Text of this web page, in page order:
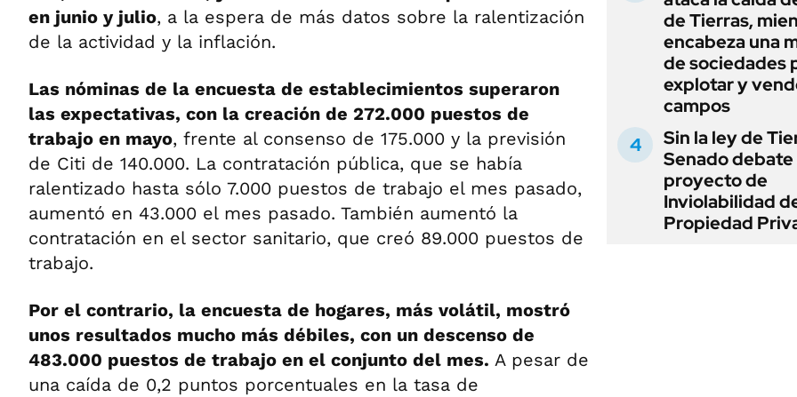
en junio y julio, a la espera de más datos sobre la ralentización
de la actividad y la inflación.
Las nóminas de la encuesta de establecimientos superaron
las expectativas, con la creación de 272.000 puestos de
trabajo en mayo, frente al consenso de 175.000 y la previsión
de Citi de 140.000. La contratación pública, que se había
ralentizado hasta sólo 7.000 puestos de trabajo el mes pasado,
aumentó en 43.000 el mes pasado. También aumentó la
contratación en el sector sanitario, que creó 89.000 puestos de
trabajo.
Por el contrario, la encuesta de hogares, más volátil, mostró
unos resultados mucho más débiles, con un descenso de
483.000 puestos de trabajo en el conjunto del mes. A pesar de
una caída de 0,2 puntos porcentuales en la tasa de
de Tierras,
encabeza una
de sociedades
explotar y
campos
Sin la ley de
Senado debate
proyecto de
Inviolabilidad
Propiedad